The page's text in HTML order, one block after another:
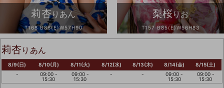
莉杏りあん
T168 B86(E)W57H90
梨桜りお
T157 B85(E)W56H83
莉杏りあん
8/9(日)
-
8/10(月)
09:00 -
15:30
8/11(火)
09:00 -
15:30
8/12(水)
-
8/13(木)
-
8/14(金)
09:00 -
15:30
8/15(土)
09:00 -
15:30